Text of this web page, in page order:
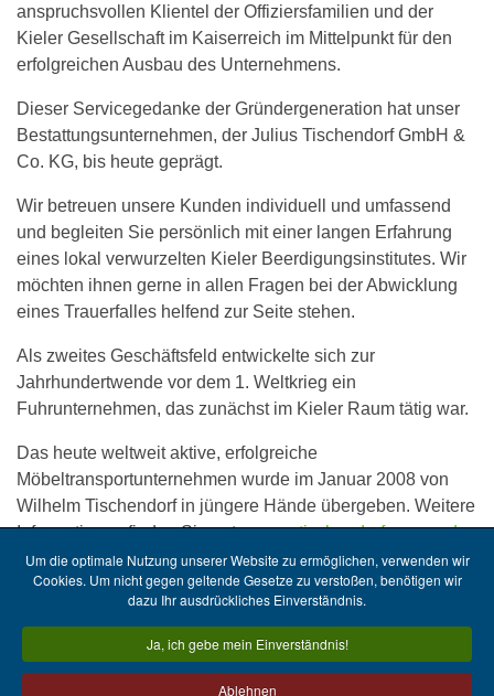
anspruchsvollen Klientel der Offiziersfamilien und der
Kieler Gesellschaft im Kaiserreich im Mittelpunkt für den
erfolgreichen Ausbau des Unternehmens.
Dieser Servicegedanke der Gründergeneration hat unser
Bestattungsunternehmen, der Julius Tischendorf GmbH &
Co. KG, bis heute geprägt.
Wir betreuen unsere Kunden individuell und umfassend
und begleiten Sie persönlich mit einer langen Erfahrung
eines lokal verwurzelten Kieler Beerdigungsinstitutes. Wir
möchten ihnen gerne in allen Fragen bei der Abwicklung
eines Trauerfalles helfend zur Seite stehen.
Als zweites Geschäftsfeld entwickelte sich zur
Jahrhundertwende vor dem 1. Weltkrieg ein
Fuhrunternehmen, das zunächst im Kieler Raum tätig war.
Das heute weltweit aktive, erfolgreiche
Möbeltransportunternehmen wurde im Januar 2008 von
Wilhelm Tischendorf in jüngere Hände übergeben. Weitere
Informationen finden Sie unterwww.tischendorf-umzug.de
Kontaktformular
Datenschutz
Um die optimale Nutzung unserer Website zu ermöglichen, verwenden wir
Cookies. Um nicht gegen geltende Gesetze zu verstoßen, benötigen wir
dazu Ihr ausdrückliches Einverständnis.
Ja, ich gebe mein Einverständnis!
Ablehnen